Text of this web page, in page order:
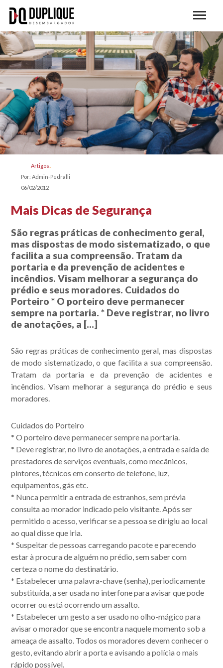
Acompanhe nossas
publicações.
Artigos
Por: Admin-Pedralli
06/02/2012
Mais Dicas de Segurança
São regras práticas de conhecimento geral,
mas dispostas de modo sistematizado, o que
facilita a sua compreensão. Tratam da
portaria e da prevenção de acidentes e
incêndios. Visam melhorar a segurança do
prédio e seus moradores. Cuidados do
Porteiro * O porteiro deve permanecer
sempre na portaria. * Deve registrar, no livro
de anotações, a […]
São regras práticas de conhecimento geral, mas dispostas
de modo sistematizado, o que facilita a sua compreensão.
Tratam da portaria e da prevenção de acidentes e
incêndios. Visam melhorar a segurança do prédio e seus
moradores.
Cuidados do Porteiro
* O porteiro deve permanecer sempre na portaria.
* Deve registrar, no livro de anotações, a entrada e saída de
prestadores de serviços eventuais, como mecânicos,
pintores, técnicos em conserto de telefone, luz,
equipamentos, gás etc.
* Nunca permitir a entrada de estranhos, sem prévia
consulta ao morador indicado pelo visitante. Após ser
permitido o acesso, verificar se a pessoa se dirigiu ao local
ao qual disse que iria.
* Suspeitar de pessoas carregando pacote e parecendo
estar à procura de alguém no prédio, sem saber com
certeza o nome do destinatário.
* Estabelecer uma palavra-chave (senha), periodicamente
substituída, a ser usada no interfone para avisar que pode
ocorrer ou está ocorrendo um assalto.
* Estabelecer um gesto a ser usado no olho-mágico para
avisar o morador que se encontra naquele momento sob a
ameaça de assalto. Todos os moradores devem conhecer o
gesto, evitando abrir a porta e avisando a polícia o mais
rápido possível.